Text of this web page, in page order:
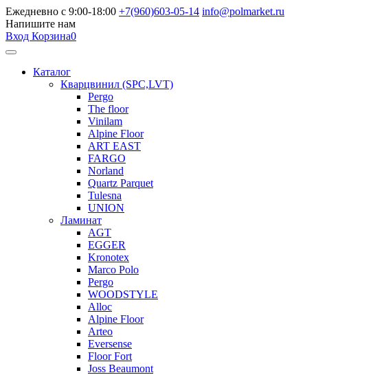
Ежедневно с 9:00-18:00 +7(960)603-05-14 info@polmarket.ru
Напишите нам
Вход Корзина0
Каталог
Кварцвинил (SPC,LVT)
Pergo
The floor
Vinilam
Alpine Floor
ART EAST
FARGO
Norland
Quartz Parquet
Tulesna
UNION
Ламинат
AGT
EGGER
Kronotex
Marco Polo
Pergo
WOODSTYLE
Alloc
Alpine Floor
Arteo
Eversense
Floor Fort
Joss Beaumont